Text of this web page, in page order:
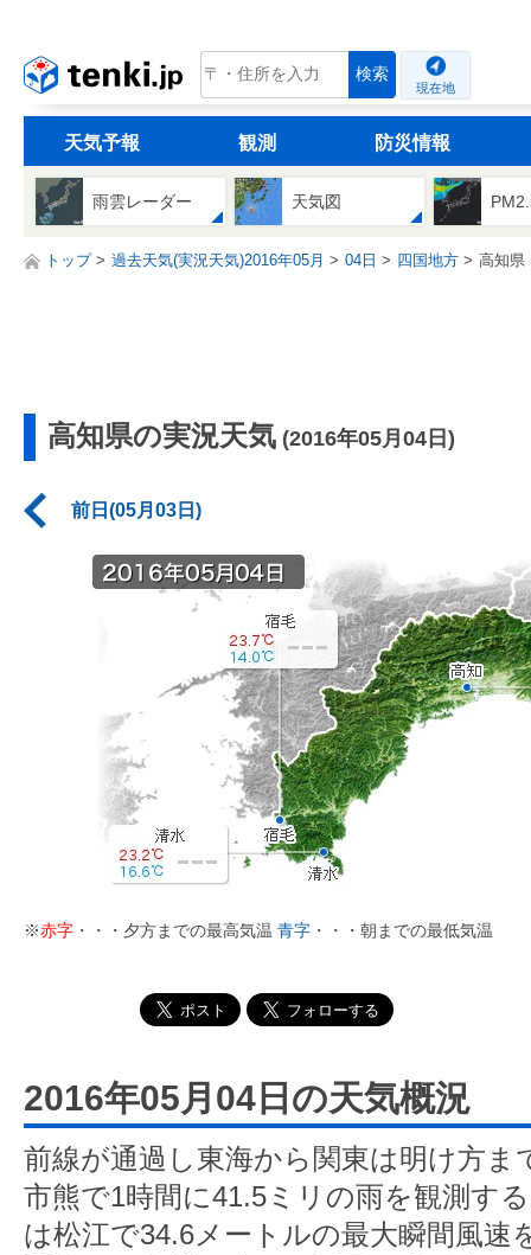
tenki.jp 検索
現在地
天気予報 観測 防災情報
雨雲レーダー 天気図
トップ 過去天気(実況天気)2016年05月 04日 四国地方 高知県
高知県の実況天気 (2016年05月04日)
前日(05月03日)
※赤字 ・・・夕方までの最高気温 青字 ・・・朝までの最低気温
2016年05月04日の天気概況
前線が通過し東海から関東は明け方ま
市熊で1時間に41.5ミリの雨を観測す
は松江で34.6メートルの最大瞬間風速